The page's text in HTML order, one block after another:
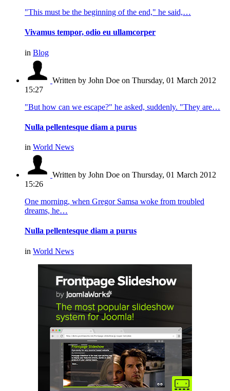
"This must be the beginning of the end," he said,…
Vivamus tempor, odio eu ullamcorper
in Blog
Written by John Doe on Thursday, 01 March 2012
15:27
"But how can we escape?" he asked, suddenly. "They are…
Nulla pellentesque diam a purus
in World News
Written by John Doe on Thursday, 01 March 2012
15:26
One morning, when Gregor Samsa woke from troubled
dreams, he…
Nulla pellentesque diam a purus
in World News